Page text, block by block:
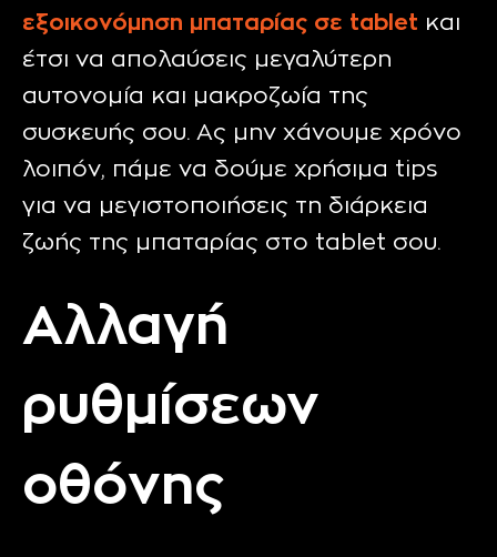
εξοικονόμηση μπαταρίας σε tablet και
έτσι να απολαύσεις μεγαλύτερη
αυτονομία και μακροζωία της
συσκευής σου. Ας μην χάνουμε χρόνο
λοιπόν, πάμε να δούμε χρήσιμα tips
για να μεγιστοποιήσεις τη διάρκεια
ζωής της μπαταρίας στο tablet σου.
Αλλαγή
ρυθμίσεων
οθόνης